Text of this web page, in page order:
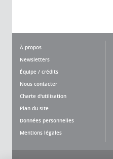
À propos
Newsletters
Équipe / crédits
Nous contacter
Charte d'utilisation
Plan du site
Données personnelles
Mentions légales